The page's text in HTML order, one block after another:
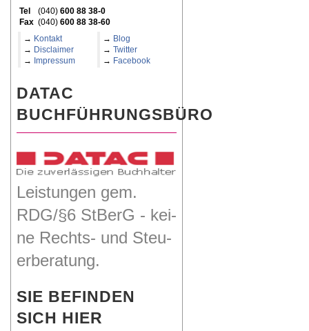
Tel
Fax
(040) 600 88 38-0
(040) 600 88 38-60
→ Kontakt
→ Disclaimer
→ Impressum
→ Blog
→ Twitter
→ Facebook
DATAC
BUCHFÜHRUNGSBÜRO
Leis­tun­gen gem.
RDG/§6 StBerG - kei­
ne Rechts- und Steu­
er­be­ra­tung.
SIE BEFINDEN
SICH HIER